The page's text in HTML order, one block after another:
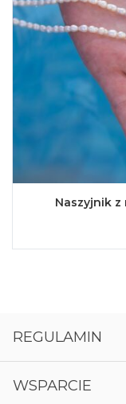
Naszyjnik z
REGULAMIN
WSPARCIE